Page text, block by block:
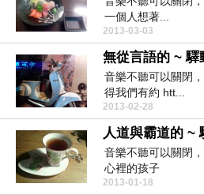
一個人想著...
2013-03-03
無從言語的 ~ 驛
音樂不聽可以關閉
得我們有約 htt...
2013-02-28
人道與霸道的 ~
音樂不聽可以關閉
心裡的孩子
2013-01-18